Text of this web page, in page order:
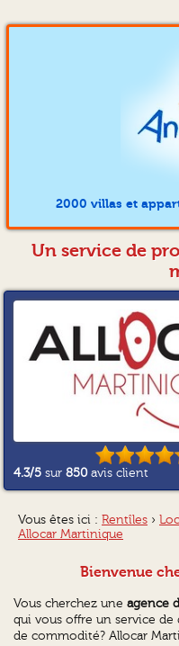
2000 villas et
Un service de
4.3/5 sur850 avis client
Vous êtes ici : Rentîles ›
Allocar Martinique
Bienvenue
Vous cherchez uneagence
qui vous offre un service
de commodité? Allocar